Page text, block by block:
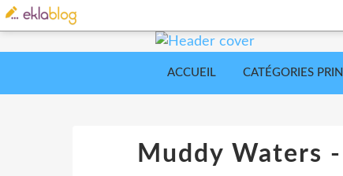
ACCUEIL CATÉGORIES
Muddy Waters